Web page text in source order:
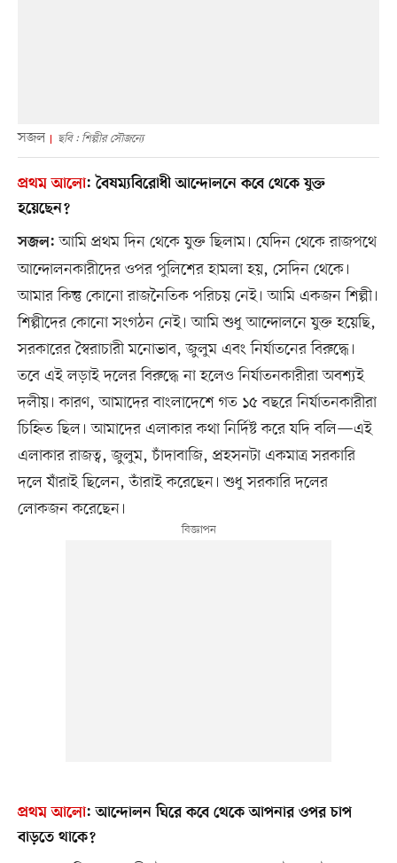
সজল ছবি : শিল্পীর সৌজন্যে
প্রথম আলো: বৈষম্যবিরোধী আন্দোলনে কবে থেকে যুক্ত
হয়েছেন?
সজল: আমি প্রথম দিন থেকে যুক্ত ছিলাম। যেদিন থেকে রাজপথে
আন্দোলনকারীদের ওপর পুলিশের হামলা হয়, সেদিন থেকে।
আমার কিন্তু কোনো রাজনৈতিক পরিচয় নেই। আমি একজন শিল্পী।
শিল্পীদের কোনো সংগঠন নেই। আমি শুধু আন্দোলনে যুক্ত হয়েছি,
সরকারের স্বৈরাচারী মনোভাব, জুলুম এবং নির্যাতনের বিরুদ্ধে।
তবে এই লড়াই দলের বিরুদ্ধে না হলেও নির্যাতনকারীরা অবশ্যই
দলীয়। কারণ, আমাদের বাংলাদেশে গত ১৫ বছরে নির্যাতনকারীরা
চিহ্নিত ছিল। আমাদের এলাকার কথা নির্দিষ্ট করে যদি বলি—এই
এলাকার রাজত্ব, জুলুম, চাঁদাবাজি, প্রহসনটা একমাত্র সরকারি
দলে যাঁরাই ছিলেন, তাঁরাই করেছেন। শুধু সরকারি দলের
লোকজন করেছেন।
প্রথম আলো:আন্দোলন ঘিরে কবে থেকে আপনার ওপর চাপ
বাড়তে থাকে?